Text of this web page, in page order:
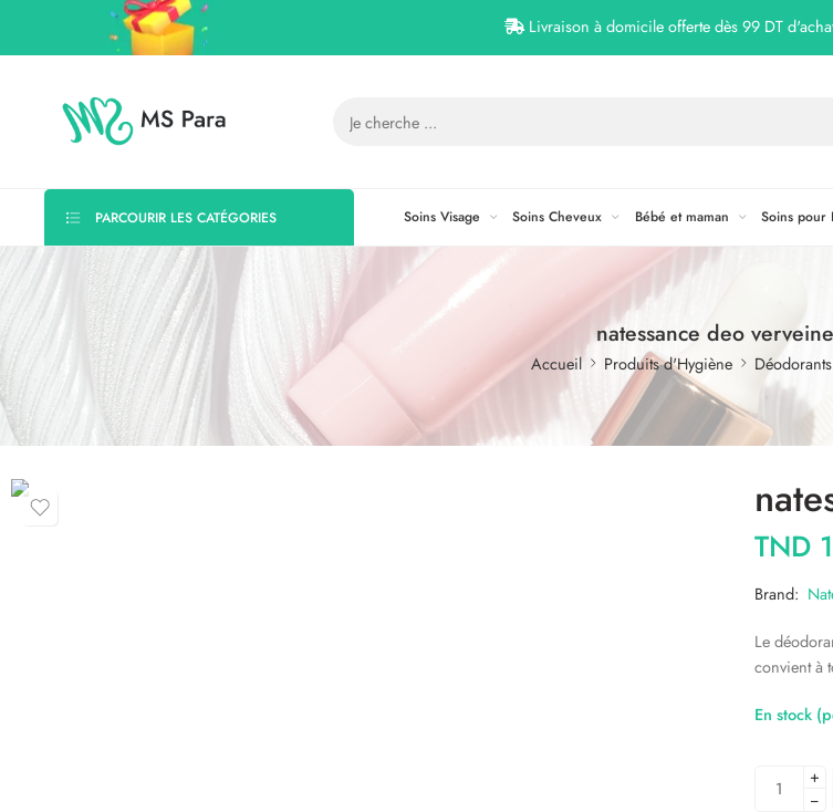
Livraison à domicile offerte dès 99 DT
PARCOURIR LES CATÉGORIES Soins Visage Soins Cheveux Bébé et maman Soins pour
natessance deo
Accueil Produits d'Hygiène
TND
Brand:
Le
convient à
En stock
+
−